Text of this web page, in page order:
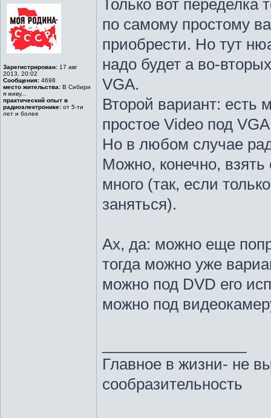
Зарегистрирован: 17 авг
2013, 20:02
Сообщения: 4698
место жительства: В Сибири
я живу...
практический опыт в
радиоэлектронике: от 5-ти
лет и более
Только вот переделка
по самому простому
приобрести. Но тут
надо будет а во-
VGA.
Второй вариант: есть
простое Video под VGA
Но в любом случае
Можно, конечно, взять
много (так, если
заняться).
Ах, да: можно еще
тогда можно уже
можно под DVD его
можно под
Главное в жизни- не
сообразительность